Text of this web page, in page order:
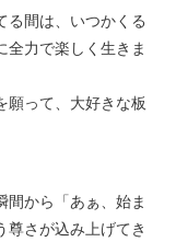
る間は、いつかくる
全力で楽しく生きま
願って、大好きな板
から「あぁ、始ま
尊さが込み上げてき